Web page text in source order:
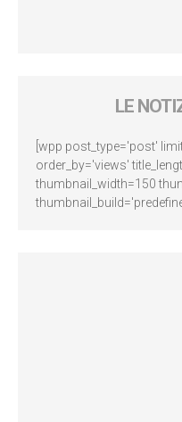
LE
[wpp post_type='post'
order_by='views'
thumbnail_width=150